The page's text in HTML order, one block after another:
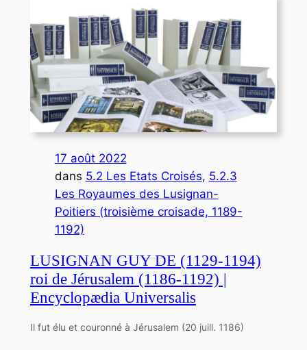
17 août 2022
dans 5.2 Les Etats Croisés, 5.2.3
Les Royaumes des Lusignan-
Poitiers (troisième croisade, 1189-
1192)
LUSIGNAN GUY DE (1129-1194)
roi de Jérusalem (1186-1192) |
Encyclopædia Universalis
Il fut élu et couronné à Jérusalem (20 juill. 1186)